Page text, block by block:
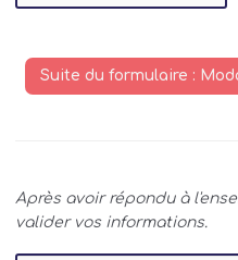
Suite du formulaire :
Après avoir répondu à
valider vos informations.